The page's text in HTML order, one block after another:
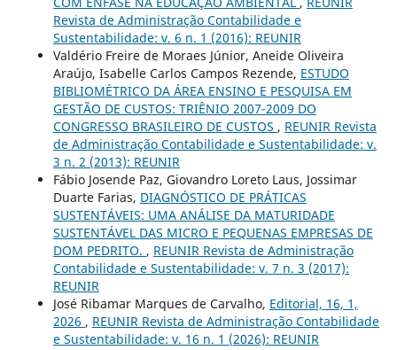
Revista de Administração Contabilidade e
Sustentabilidade: v. 6 n. 1 (2016): REUNIR
Valdério Freire de Moraes Júnior, Aneide Oliveira
Araújo, Isabelle Carlos Campos Rezende, ESTUDO
BIBLIOMÉTRICO DA ÁREA ENSINO E PESQUISA EM
GESTÃO DE CUSTOS: TRIÊNIO 2007-2009 DO
CONGRESSO BRASILEIRO DE CUSTOS , REUNIR Revista
de Administração Contabilidade e Sustentabilidade: v.
3 n. 2 (2013): REUNIR
Fábio Josende Paz, Giovandro Loreto Laus, Jossimar
Duarte Farias, DIAGNÓSTICO DE PRÁTICAS
SUSTENTÁVEIS: UMA ANÁLISE DA MATURIDADE
SUSTENTÁVEL DAS MICRO E PEQUENAS EMPRESAS DE
DOM PEDRITO. , REUNIR Revista de Administração
Contabilidade e Sustentabilidade: v. 7 n. 3 (2017):
REUNIR
José Ribamar Marques de Carvalho, Editorial, 16, 1,
2026 , REUNIR Revista de Administração Contabilidade
e Sustentabilidade: v. 16 n. 1 (2026): REUNIR